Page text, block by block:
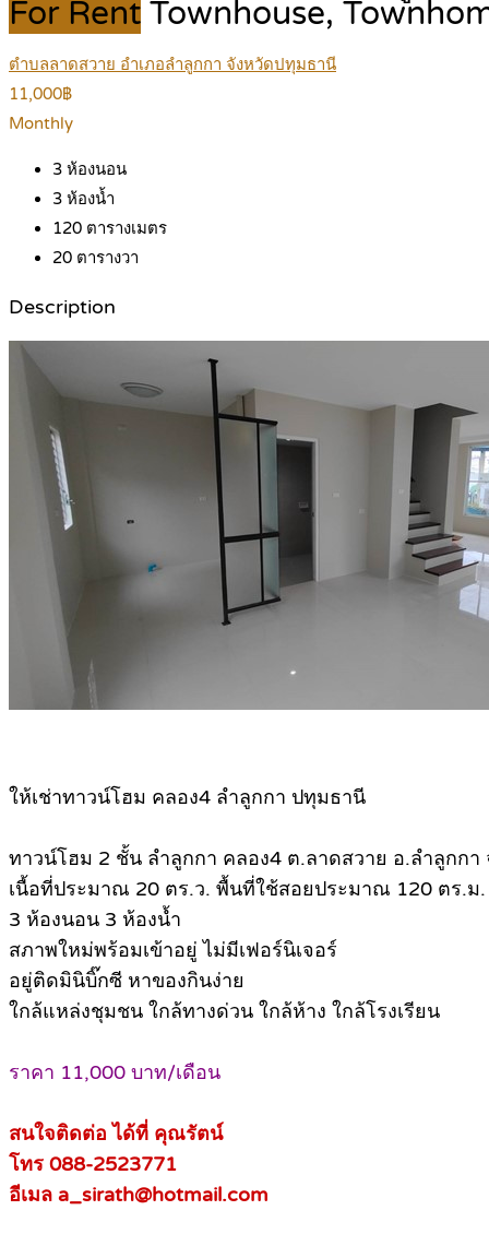
For Rent Townhouse,
ตำบลลาดสวาย อำเภอลำลูกกา จังหวัดปทุมธานี
11,000฿
Monthly
3 ห้องนอน
3 ห้องน้ำ
120 ตารางเมตร
20 ตารางวา
Description
ให้เช่าทาวน์โฮม คลอง4 ลำลูกกา ปทุมธานี
ทาวน์โฮม 2 ชั้น ลำลูกกา คลอง4 ต.ลาดสวาย อ.ลำลูกกา
เนื้อที่ประมาณ 20 ตร.ว. พื้นที่ใช้สอยประมาณ 120 ตร.ม.
3 ห้องนอน 3 ห้องน้ำ
สภาพใหม่พร้อมเข้าอยู่ ไม่มีเฟอร์นิเจอร์
อยู่ติดมินิบิ๊กซี หาของกินง่าย
ใกล้แหล่งชุมชน ใกล้ทางด่วน ใกล้ห้าง ใกล้โรงเรียน
ราคา 11,000 บาท/เดือน
สนใจติดต่อ ได้ที่ คุณรัตน์
โทร 088-2523771
อีเมล a_sirath@hotmail.com